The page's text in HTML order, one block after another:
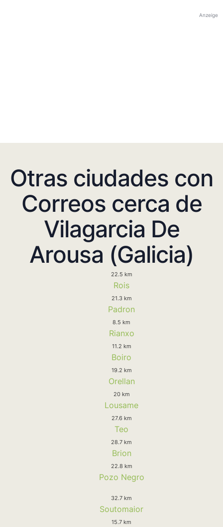
Anzeige
Otras ciudades con
Correos cerca de
Vilagarcia De
Arousa (Galicia)
22.5 km
Rois
21.3 km
Padron
8.5 km
Rianxo
11.2 km
Boiro
19.2 km
Orellan
20 km
Lousame
27.6 km
Teo
28.7 km
Brion
22.8 km
Pozo Negro
32.7 km
Soutomaior
15.7 km